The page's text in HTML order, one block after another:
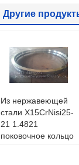
Другие
Из нержавеющей
стали X15CrNisi25-
21 1.4821
поковочное кольцо